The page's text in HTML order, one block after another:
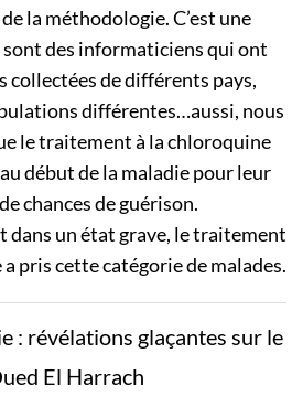
la méthodologie. C’est une
sont des informaticiens qui ont
collectées de différents pays,
différentes…aussi, nous
le traitement à la chloroquine
début de la maladie pour leur
chances de guérison.
dans un état grave, le traitement
a pris cette catégorie de malades.
: révélations glaçantes sur le
El Harrach